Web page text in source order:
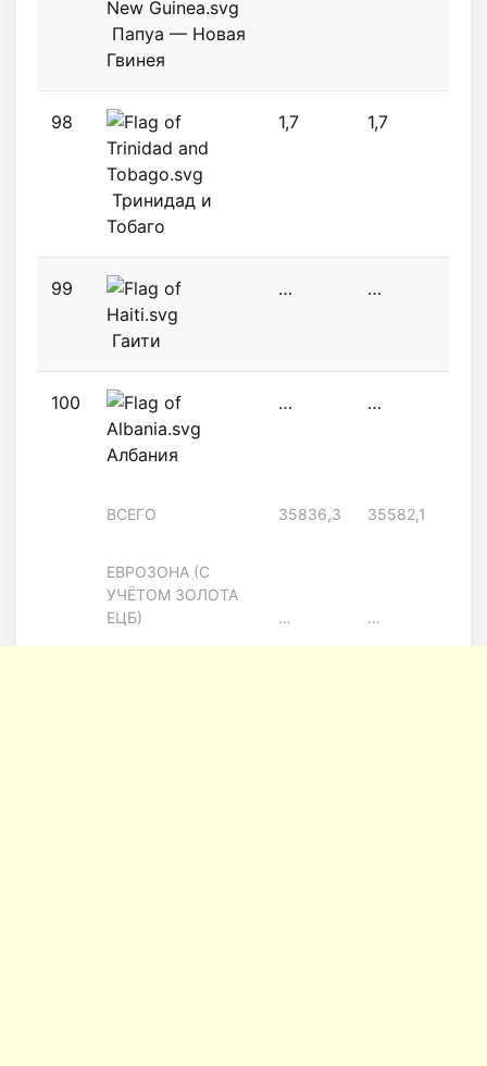
Папуа — Новая
Гвинея
98
Тринидад и
Тобаго
1,7 1,7
99
Гаити
… …
100
Албания
… …
ВСЕГО 35836,3 35582,1
ЕВРОЗОНА (С
УЧЁТОМ ЗОЛОТА
ЕЦБ)
… …